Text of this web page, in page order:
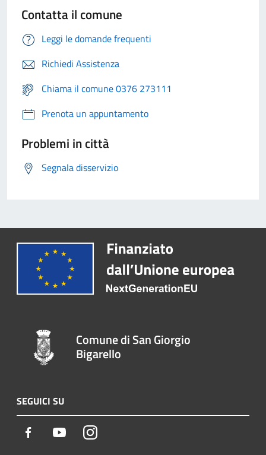
Contatta il comune
Leggi le domande frequenti
Richiedi Assistenza
Chiama il comune 0376 273111
Prenota un appuntamento
Problemi in città
Segnala disservizio
Comune di San Giorgio
Bigarello
SEGUICI SU
Facebook YoutubeInstagram